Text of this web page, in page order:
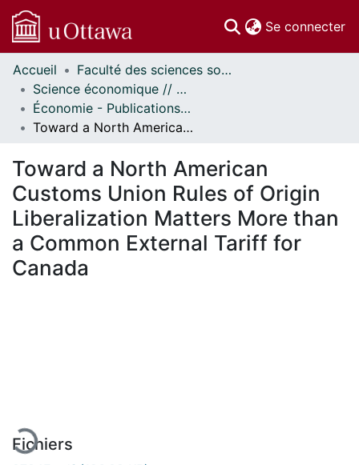
Se connecter
Communautés
et collections
Parcourir
Statistiques
À propos
Accueil
Faculté des sciences sociales // Faculty of Social Sciences
Science économique // Economics
Économie - Publications // Economics - Working Papers
Toward a North American Customs Union Rules of Origin Liberalization Matters More than a Common External Tariff for Canada
Toward a North American
Customs Union Rules of Origin
Liberalization Matters More than
a Common External Tariff for
Canada
Fichiers